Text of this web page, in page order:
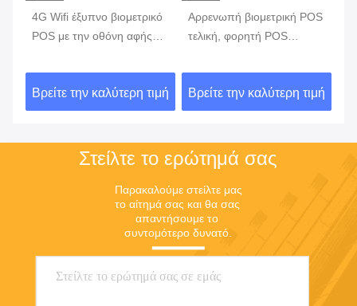
4G Wifi έξυπνο βιομετρικό
POS με την οθόνη αφής
αποτυπωμάτων
Βρείτε την καλύτερη τιμή
Αρρενωπή βιομετρική POS
τελική, φορητή POS
ενσωματωμένη την
εκτυπωτής μπαταρία
Βρείτε την καλύτερη τιμή
Στείλτε το ερώτημά σας
Παρακαλούμε στείλτε μας
το αίτημά σας και θα σας
απαντήσουμε το
συντομότερο δυνατό.